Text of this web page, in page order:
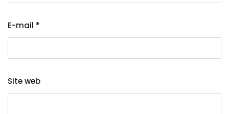
E-mail *
Site web